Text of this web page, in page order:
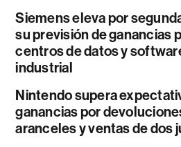
Siemens eleva por
su previsión de ganancias
centros de datos y
industrial
Nintendo supera
ganancias por
aranceles y ventas de dos